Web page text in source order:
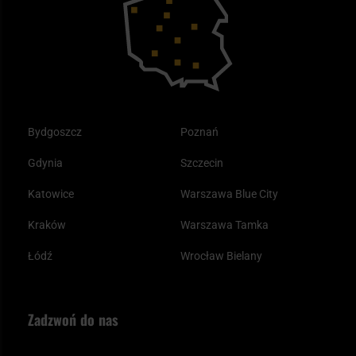
Bydgoszcz
Gdynia
Katowice
Kraków
Łódź
Poznań
Szczecin
Warszawa Blue City
Warszawa Tamka
Wrocław Bielany
Plecak ewakuacyjny preppersa
Zadzwoń do nas